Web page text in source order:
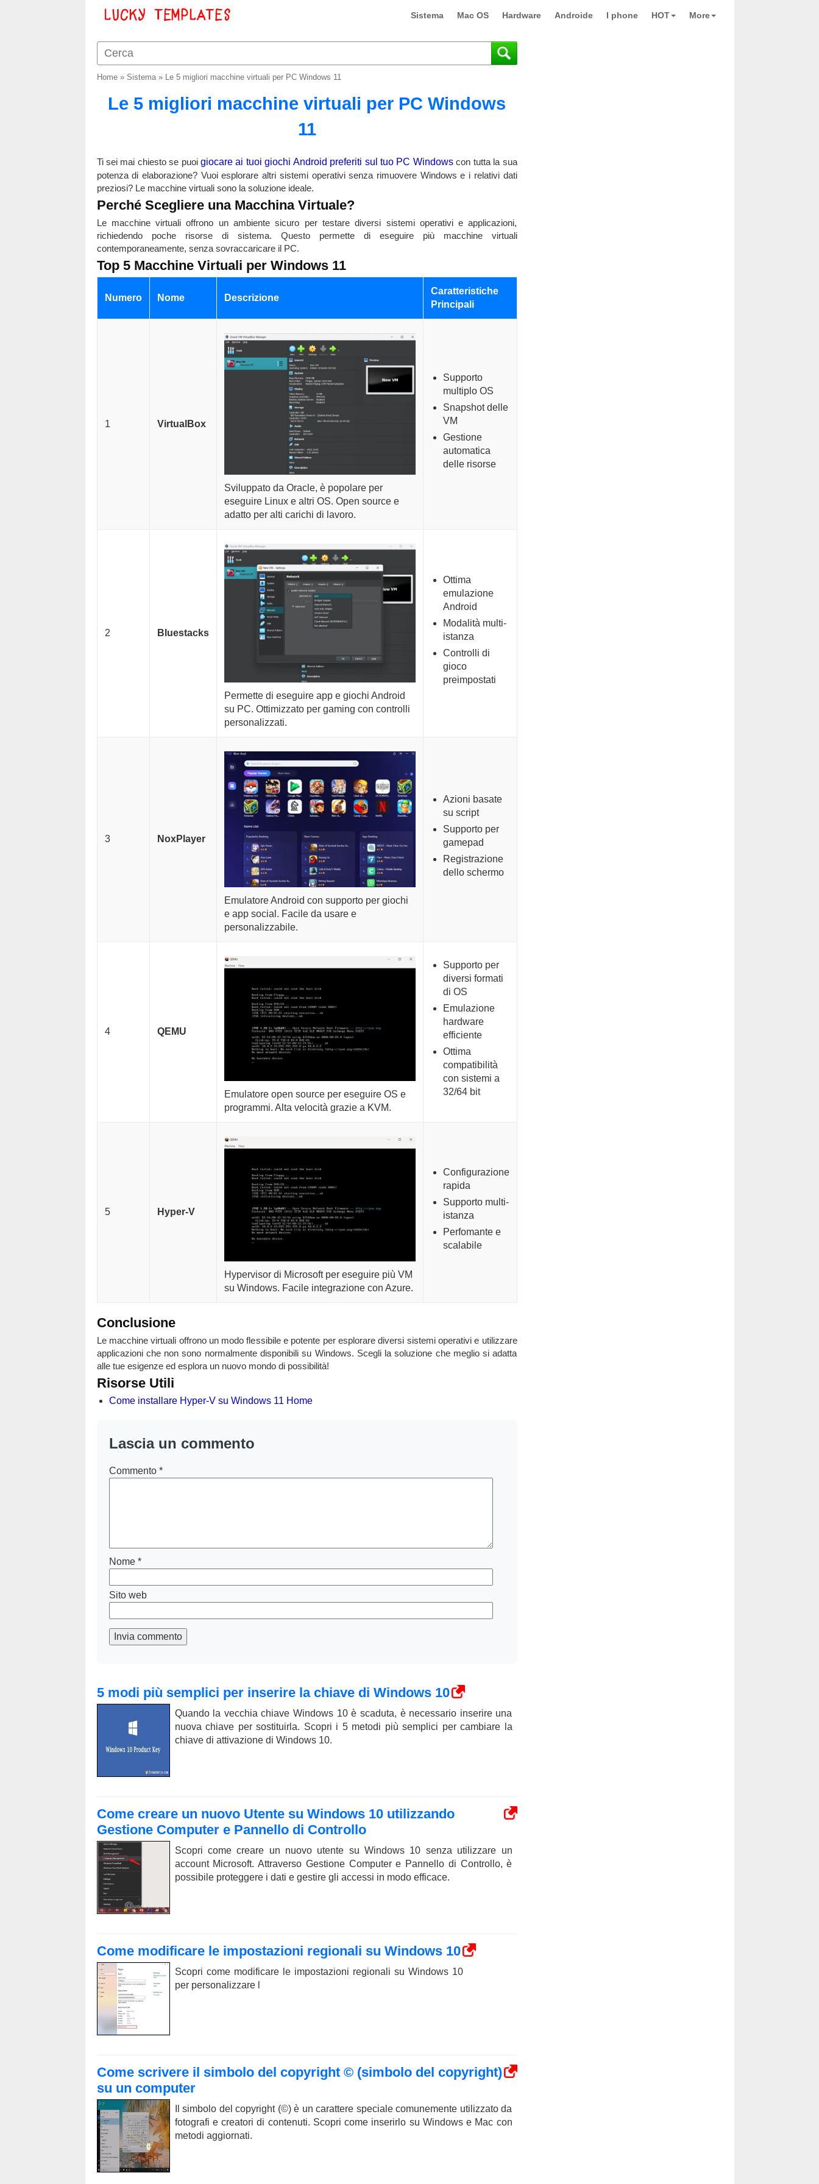
Sistema Mac OS Hardware Androide I phone HOT More
Home» Sistema» Le 5 migliori macchine virtuali per PC Windows 11
Le 5 migliori macchine virtuali per PC Windows
11
Ti sei mai chiesto se puoigiocare ai tuoi giochi Android preferiti sul tuo PC Windowscon tutta la sua
potenza di elaborazione? Vuoi esplorare altri sistemi operativi senza rimuovere Windows e i relativi dati
preziosi? Le macchine virtuali sono la soluzione ideale.
Perché Scegliere una Macchina Virtuale?
Le macchine virtuali offrono un ambiente sicuro per testare diversi sistemi operativi e applicazioni,
richiedendo poche risorse di sistema. Questo permette di eseguire più macchine virtuali
contemporaneamente, senza sovraccaricare il PC.
Top 5 Macchine Virtuali per Windows 11
Numero Nome Descrizione
Caratteristiche
Principali
1 VirtualBox
Sviluppato da Oracle, è popolare per
eseguire Linux e altri OS. Open source e
adatto per alti carichi di lavoro.
Supporto
multiplo OS
Snapshot delle
VM
Gestione
automatica
delle risorse
2 Bluestacks
Permette di eseguire app e giochi Android
su PC. Ottimizzato per gaming con controlli
personalizzati.
Ottima
emulazione
Android
Modalità multi-
istanza
Controlli di
gioco
preimpostati
3 NoxPlayer
Emulatore Android con supporto per giochi
e app social. Facile da usare e
personalizzabile.
Azioni basate
su script
Supporto per
gamepad
Registrazione
dello schermo
4 QEMU
Emulatore open source per eseguire OS e
programmi. Alta velocità grazie a KVM.
Supporto per
diversi formati
di OS
Emulazione
hardware
efficiente
Ottima
compatibilità
con sistemi a
32/64 bit
5 Hyper-V
Hypervisor di Microsoft per eseguire più VM
su Windows. Facile integrazione con Azure.
Configurazione
rapida
Supporto multi-
istanza
Perfomante e
scalabile
Conclusione
Le macchine virtuali offrono un modo flessibile e potente per esplorare diversi sistemi operativi e utilizzare
applicazioni che non sono normalmente disponibili su Windows. Scegli la soluzione che meglio si adatta
alle tue esigenze ed esplora un nuovo mondo di possibilità!
Risorse Utili
Come installare Hyper-V su Windows 11 Home
Lascia un commento
Commento *
Nome *
Sito web
Invia commento
5 modi più semplici per inserire la chiave di Windows 10
Quando la vecchia chiave Windows 10 è scaduta, è necessario inserire una
nuova chiave per sostituirla. Scopri i 5 metodi più semplici per cambiare la
chiave di attivazione di Windows 10.
Come creare un nuovo Utente su Windows 10 utilizzando
Gestione Computer e Pannello di Controllo
Scopri come creare un nuovo utente su Windows 10 senza utilizzare un
account Microsoft. Attraverso Gestione Computer e Pannello di Controllo, è
possibile proteggere i dati e gestire gli accessi in modo efficace.
Come modificare le impostazioni regionali su Windows 10
Scopri come modificare le impostazioni regionali su Windows 10
per personalizzare l
Come scrivere il simbolo del copyright © (simbolo del copyright)
su un computer
Il simbolo del copyright (©) è un carattere speciale comunemente utilizzato da
fotografi e creatori di contenuti. Scopri come inserirlo su Windows e Mac con
metodi aggiornati.